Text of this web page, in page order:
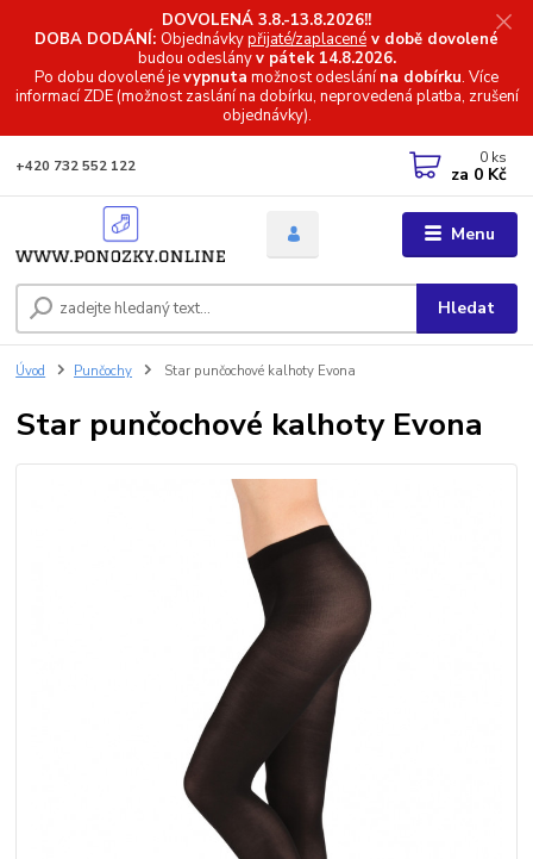
DOVOLENÁ 3.8.-13.8.2026!!
DOBA DODÁNÍ: Objednávkypřijaté/zaplacené v době dovolené
budou odeslányv pátek 14.8.2026.
Po dobu dovolené jevypnuta možnost odeslánína dobírku. Více
informacíZDE (možnost zaslání na dobírku, neprovedená platba, zrušení
objednávky).
Menu
Hledat
+420 732 552 122 0 ks
za 0 Kč
Úvod Punčochy Star punčochové kalhoty Evona
Star punčochové kalhoty Evona